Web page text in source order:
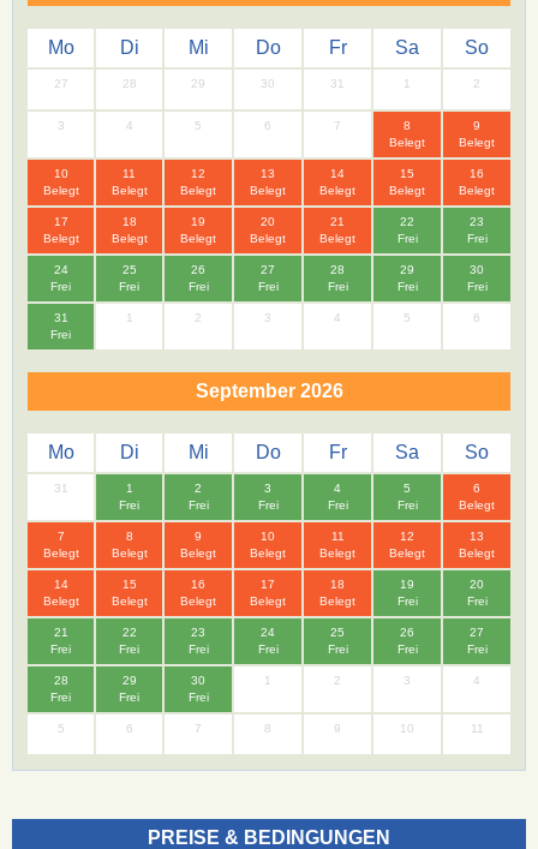
Mo Di Mi Do Fr Sa So
27 28 29 30 31 1 2
3 4 5 6 7
8
Belegt
9
Belegt
10
Belegt
11
Belegt
12
Belegt
13
Belegt
14
Belegt
15
Belegt
16
Belegt
17
Belegt
18
Belegt
19
Belegt
20
Belegt
21
Belegt
22
Frei
23
Frei
24
Frei
25
Frei
26
Frei
27
Frei
28
Frei
29
Frei
30
Frei
31
Frei
1 2 3 4 5 6
September 2026
Mo Di Mi Do Fr Sa So
31
1
Frei
2
Frei
3
Frei
4
Frei
5
Frei
6
Belegt
7
Belegt
8
Belegt
9
Belegt
10
Belegt
11
Belegt
12
Belegt
13
Belegt
14
Belegt
15
Belegt
16
Belegt
17
Belegt
18
Belegt
19
Frei
20
Frei
21
Frei
22
Frei
23
Frei
24
Frei
25
Frei
26
Frei
27
Frei
28
Frei
29
Frei
30
Frei
1 2 3 4
5 6 7 8 9 10 11
PREISE & BEDINGUNGEN